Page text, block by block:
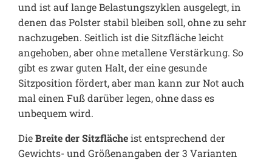
und ist auf lange Belastungszyklen ausgelegt, in
denen das Polster stabil bleiben soll, ohne zu sehr
nachzugeben. Seitlich ist die Sitzfläche leicht
angehoben, aber ohne metallene Verstärkung. So
gibt es zwar guten Halt, der eine gesunde
Sitzposition fördert, aber man kann zur Not auch
mal einen Fuß darüber legen, ohne dass es
unbequem wird.
DieBreite der Sitzflächeist entsprechend der
Gewichts- und Größenangaben der 3 Varianten